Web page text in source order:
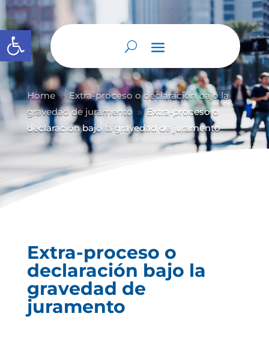
Abrir barra de herramientas
Home 9 Extra-proceso o declaración bajo la
gravedad de juramento 9 Extra-proceso o
declaración bajo la gravedad de juramento
Extra-proceso o
declaración bajo la
gravedad de
juramento